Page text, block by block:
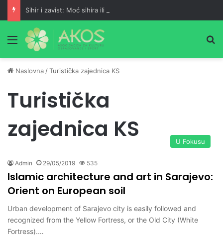
Sihir i zavist: Moć sihira ili podrška šejtana?
Meni
Naslovna /Turistička zajednica KS
Turistička
zajednica KS
U Fokusu
Admin 29/05/2019 535
Islamic architecture and art in Sarajevo:
Orient on European soil
Urban development of Sarajevo city is easily followed and
recognized from the Yellow Fortress, or the Old City (White
Fortress).…